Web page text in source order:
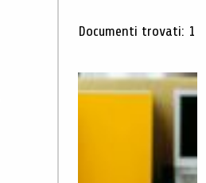
Risultati
Documenti trovati: 1